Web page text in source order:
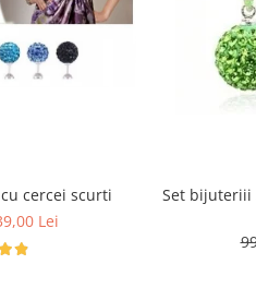
cercei scurti
Lei
Set bijuteriii